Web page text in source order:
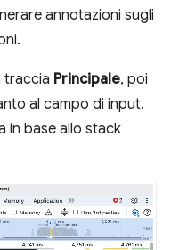
annotazioni sugli
traccia Principale, poi
al campo di input.
in base allo stack